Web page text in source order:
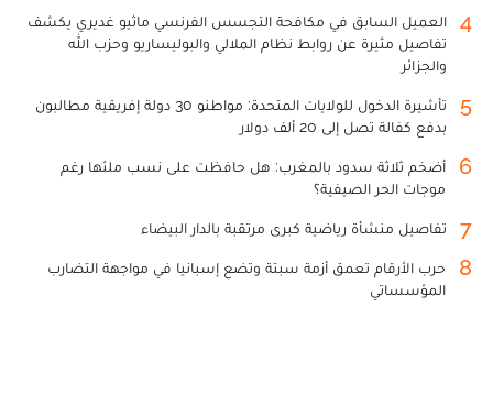
4
العميل السابق في مكافحة التجسس الفرنسي ماثيو غديري يكشف
تفاصيل مثيرة عن روابط نظام الملالي والبوليساريو وحزب الله
والجزائر
5
تأشيرة الدخول للولايات المتحدة: مواطنو 30 دولة إفريقية مطالبون
بدفع كفالة تصل إلى 20 ألف دولار
6
أضخم ثلاثة سدود بالمغرب: هل حافظت على نسب ملئها رغم
موجات الحر الصيفية؟
7 تفاصيل منشأة رياضية كبرى مرتقبة بالدار البيضاء
8
حرب الأرقام تعمق أزمة سبتة وتضع إسبانيا في مواجهة التضارب
المؤسساتي